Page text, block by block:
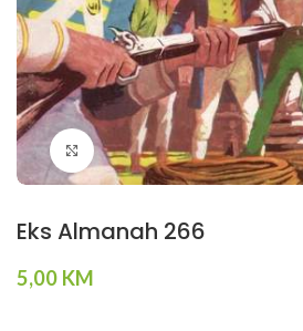
Klikni da povečaš
Eks Almanah 266
5,00 KM